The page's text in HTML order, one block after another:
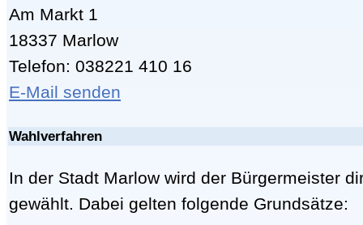
Am Markt 1
18337 Marlow
Telefon: 038221 410 16
E-Mail senden
Wahlverfahren
In der Stadt Marlow wird der Bürgermeister
gewählt. Dabei gelten folgende Grundsätze: